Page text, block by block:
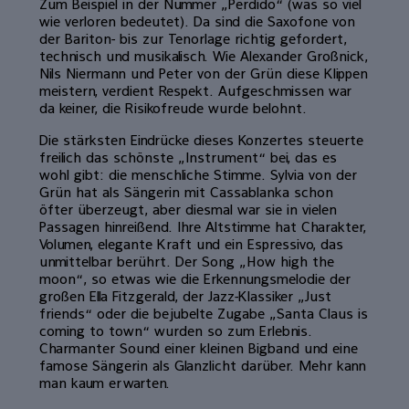
Zum Beispiel in der Nummer „Perdido“ (was so viel
wie verloren bedeutet). Da sind die Saxofone von
der Bariton- bis zur Tenorlage richtig gefordert,
technisch und musikalisch. Wie Alexander Großnick,
Nils Niermann und Peter von der Grün diese Klippen
meistern, verdient Respekt. Aufgeschmissen war
da keiner, die Risikofreude wurde belohnt.
Die stärksten Eindrücke dieses Konzertes steuerte
freilich das schönste „Instrument“ bei, das es
wohl gibt: die menschliche Stimme. Sylvia von der
Grün hat als Sängerin mit Cassablanka schon
öfter überzeugt, aber diesmal war sie in vielen
Passagen hinreißend. Ihre Altstimme hat Charakter,
Volumen, elegante Kraft und ein Espressivo, das
unmittelbar berührt. Der Song „How high the
moon“, so etwas wie die Erkennungsmelodie der
großen Ella Fitzgerald, der Jazz-Klassiker „Just
friends“ oder die bejubelte Zugabe „Santa Claus is
coming to town“ wurden so zum Erlebnis.
Charmanter Sound einer kleinen Bigband und eine
famose Sängerin als Glanzlicht darüber. Mehr kann
man kaum erwarten.